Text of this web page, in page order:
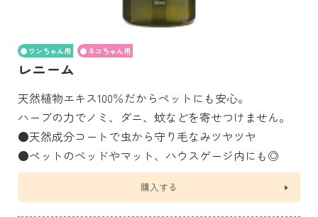
ワンちゃん用 ネコちゃん用
レニーム
天然植物エキス100％だからペットにも安心。
ハーブの力でノミ、ダニ、蚊などを寄せつけません。
●天然成分コートで虫から守り毛なみツヤツヤ
●ペットのベッドやマット、ハウスゲージ内にも◎
購入する